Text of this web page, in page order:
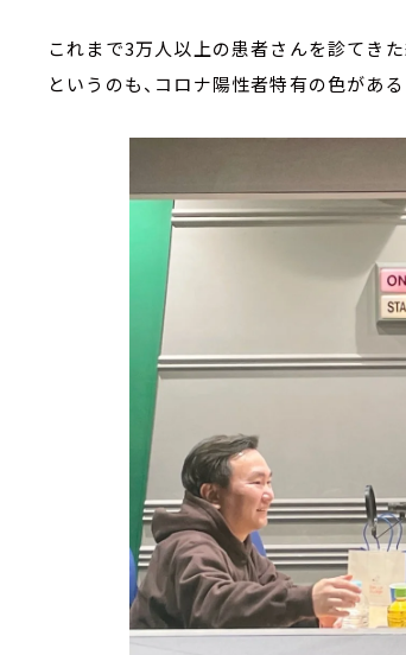
これまで3万人以上の患者さんを診てき
というのも、コロナ陽性者特有の色があ